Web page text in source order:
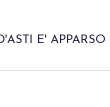
E'